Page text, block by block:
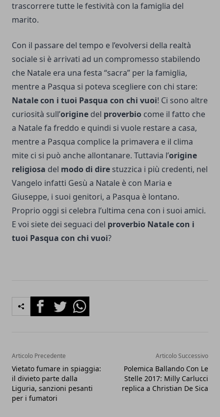
trascorrere tutte le festività con la famiglia del
marito.
Con il passare del tempo e l’evolversi della realtà
sociale si è arrivati ad un compromesso stabilendo
che Natale era una festa “sacra” per la famiglia,
mentre a Pasqua si poteva scegliere con chi stare:
Natale con i tuoi Pasqua con chi vuoi! Ci sono altre
curiosità sull’origine del proverbio come il fatto che
a Natale fa freddo e quindi si vuole restare a casa,
mentre a Pasqua complice la primavera e il clima
mite ci si può anche allontanare. Tuttavia l’origine
religiosa del modo di dire stuzzica i più credenti, nel
Vangelo infatti Gesù a Natale è con Maria e
Giuseppe, i suoi genitori, a Pasqua è lontano.
Proprio oggi si celebra l’ultima cena con i suoi amici.
E voi siete dei seguaci del proverbio Natale con i
tuoi Pasqua con chi vuoi?
FacebookTwitterWhatsapp
Articolo Precedente
Vietato fumare in spiaggia:
il divieto parte dalla
Liguria, sanzioni pesanti
per i fumatori
Articolo Successivo
Polemica Ballando Con Le
Stelle 2017: Milly Carlucci
replica a Christian De Sica